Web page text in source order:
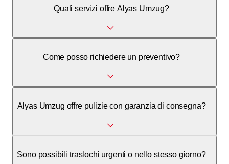
Quali servizi offre Alyas Umzug?
pittura per clienti privati e aziendali.
Come posso richiedere un preventivo?
modulo online sul sito web o telefonicamente.
Alyas Umzug offre pulizie con garanzia di consegna?
al 100%.
Sono possibili traslochi urgenti o nello stesso giorno?